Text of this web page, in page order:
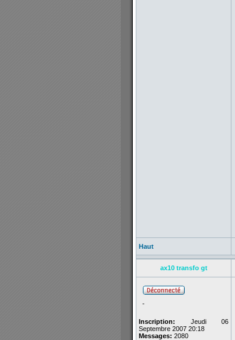
Haut
ax10 transfo gt
-
Inscription: Jeudi 06
Septembre 2007 20:18
Messages: 2080